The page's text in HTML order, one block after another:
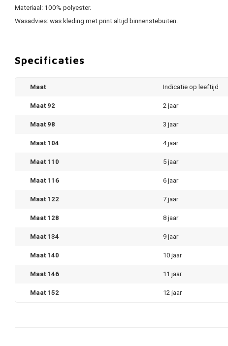
Materiaal: 100% polyester.
Wasadvies: was kleding met print altijd binnenstebuiten.
Specificaties
Maat
Indicatie op leeftijd
Maat 92
2 jaar
Maat 98
3 jaar
Maat 104
4 jaar
Maat 110
5 jaar
Maat 116
6 jaar
Maat 122
7 jaar
Maat 128
8 jaar
Maat 134
9 jaar
Maat 140
10 jaar
Maat 146
11 jaar
Maat 152
12 jaar